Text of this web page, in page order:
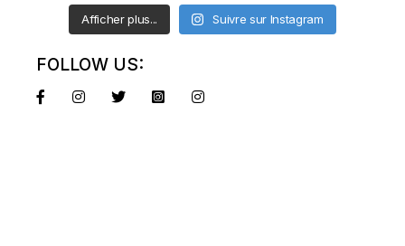
Afficher plus... Suivre sur Instagram
FOLLOW US: